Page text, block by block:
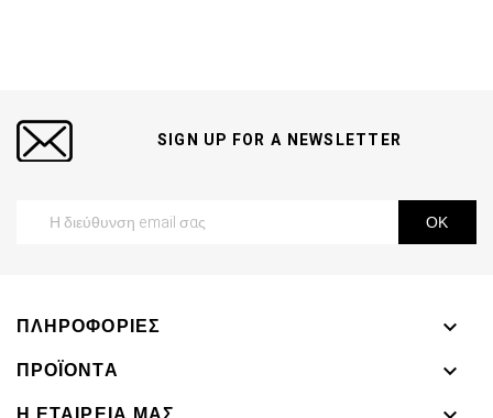
SIGN UP FOR A NEWSLETTER
ΠΛΗΡΟΦΟΡΊΕΣ

ΠΡΟΪΌΝΤΑ
